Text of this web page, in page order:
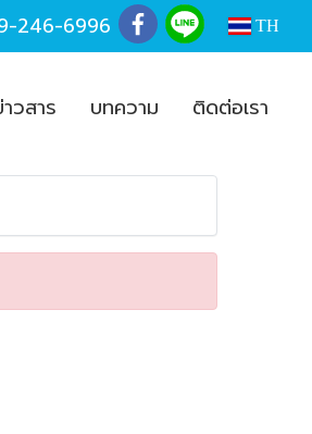
246-6996 TH
วสาร บทความ ติดต่อเรา